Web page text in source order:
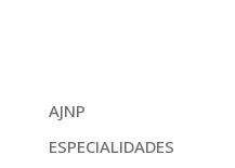
AJNP
ESPECIALIDADES